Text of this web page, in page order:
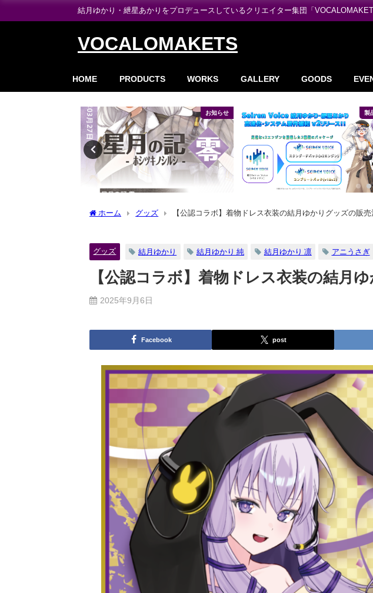
結月ゆかり・紲星あかりをプロデュースしているクリエイター集団「
VOCALOMAKETS
HOME PRODUCTS WORKS GALLERY GOODS
お知らせ 製
ホーム グッズ 【公認コラボ】着物ドレス衣装の結月ゆかりグッズの販売
グッズ 結月ゆかり 結月ゆかり 純 結月ゆかり 凛 アニうさぎ
【公認コラボ】着物ドレス衣装の結月
2025年9月6日
Facebook post